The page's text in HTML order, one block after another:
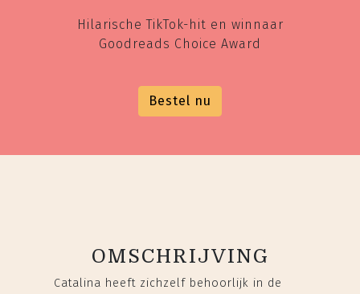
Hilarische TikTok-hit en winnaar
Goodreads Choice Award
Bestel nu
OMSCHRIJVING
Catalina heeft zichzelf behoorlijk in de